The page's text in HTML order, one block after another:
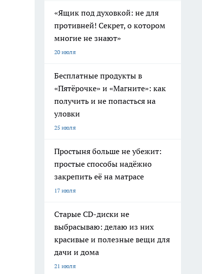
«Ящик под духовкой: не для
противней! Секрет, о котором
многие не знают»
20 июля
Бесплатные продукты в
«Пятёрочке» и «Магните»: как
получить и не попасться на
уловки
25 июля
Простыня больше не убежит:
простые способы надёжно
закрепить её на матрасе
17 июля
Старые CD-диски не
выбрасываю: делаю из них
красивые и полезные вещи для
дачи и дома
21 июля